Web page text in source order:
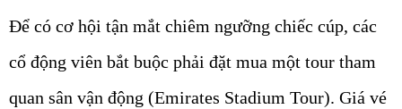
Để có cơ hội tận mắt chiêm ngưỡng chiếc cúp, các
cổ động viên bắt buộc phải đặt mua một tour tham
quan sân vận động (Emirates Stadium Tour). Giá vé